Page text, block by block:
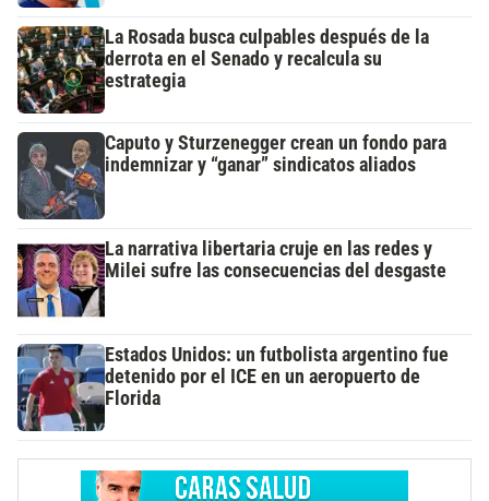
La Rosada busca culpables después de la
derrota en el Senado y recalcula su
estrategia
Caputo y Sturzenegger crean un fondo para
indemnizar y “ganar” sindicatos aliados
La narrativa libertaria cruje en las redes y
Milei sufre las consecuencias del desgaste
Estados Unidos: un futbolista argentino fue
detenido por el ICE en un aeropuerto de
Florida